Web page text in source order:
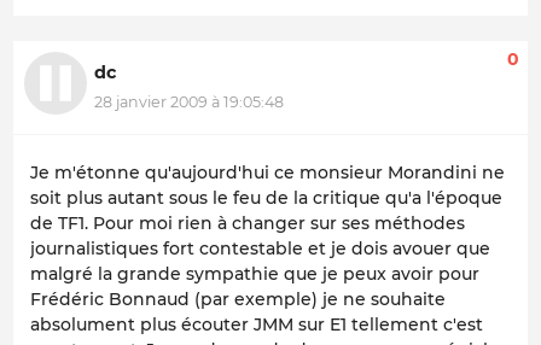
dc
28 janvier 2009 à 19:05:48
0
Je m'étonne qu'aujourd'hui ce monsieur Morandini ne
soit plus autant sous le feu de la critique qu'a l'époque
de TF1. Pour moi rien à changer sur ses méthodes
journalistiques fort contestable et je dois avouer que
malgré la grande sympathie que je peux avoir pour
Frédéric Bonnaud (par exemple) je ne souhaite
absolument plus écouter JMM sur E1 tellement c'est